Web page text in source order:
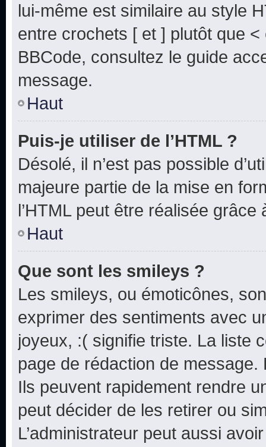
lui-même est similaire au style
entre crochets [ et ] plutôt que
BBCode, consultez le guide
message.
Haut
Puis-je utiliser de l’HTML ?
Désolé, il n’est pas possible
majeure partie de la mise en
l’HTML peut être réalisée grâce
Haut
Que sont les smileys ?
Les smileys, ou émoticônes,
exprimer des sentiments avec
joyeux, :( signifie triste. La liste
page de rédaction de
Ils peuvent rapidement rendre
peut décider de les retirer ou
L’administrateur peut aussi